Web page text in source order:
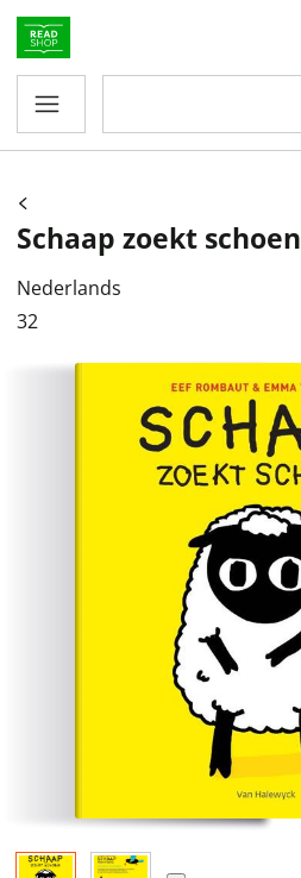
Schaap zoekt schoen
Nederlands
32